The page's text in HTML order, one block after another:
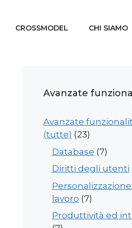
CROSSMODEL CHI SIAMO
Avanzate
Avanzate
(tutte) (23)
Database (7)
Diritti degli utenti
lavoro (7)
Produttività ed